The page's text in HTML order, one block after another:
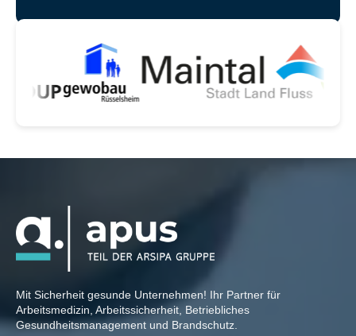
Mit Sicherheit gesunde Unternehmen! Ihr Partner für
Arbeitsmedizin, Arbeitssicherheit, Betriebliches
Gesundheitsmanagement und Brandschutz.